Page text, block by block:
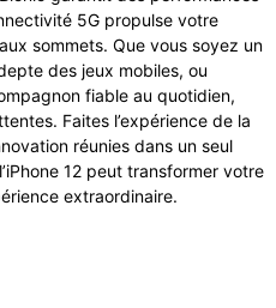
5G propulse votre
sommets. Que vous soyez un
des jeux mobiles, ou
fiable au quotidien,
Faites l’expérience de la
réunies dans un seul
12 peut transformer votre
extraordinaire.